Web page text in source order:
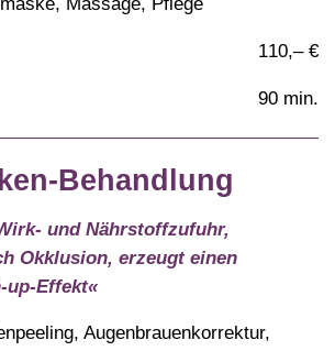
Massage, Pflege
110,– €
90 min.
Behandlung
und Nährstoffzufuhr,
Okklusion, erzeugt einen
up-Effekt«
Augenbrauenkorrektur,